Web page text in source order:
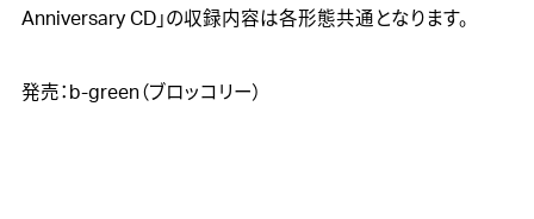
Anniversary CD」の収録内容は各形態共通となります。
発売：b-green（ブロッコリー）